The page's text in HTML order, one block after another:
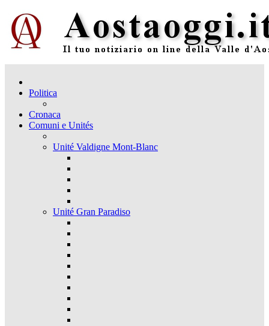
Politica
Cronaca
Comuni e Unités
Unité Valdigne Mont-Blanc
Unité Gran Paradiso